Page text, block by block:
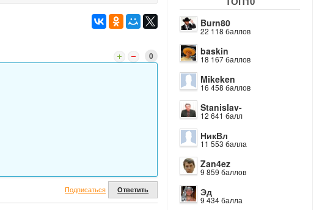
Burn80
22 118 баллов
baskin
18 167 баллов
Mikeken
16 458 баллов
Stanislav-
12 641 балл
НикВл
11 553 балла
Zan4ez
9 859 баллов
Эд
9 434 балла
0
Подписаться Ответить